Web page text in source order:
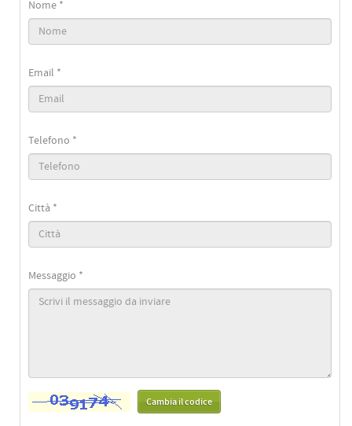
Nome *
Email *
Telefono *
Città *
Messaggio *
Cambia il codice